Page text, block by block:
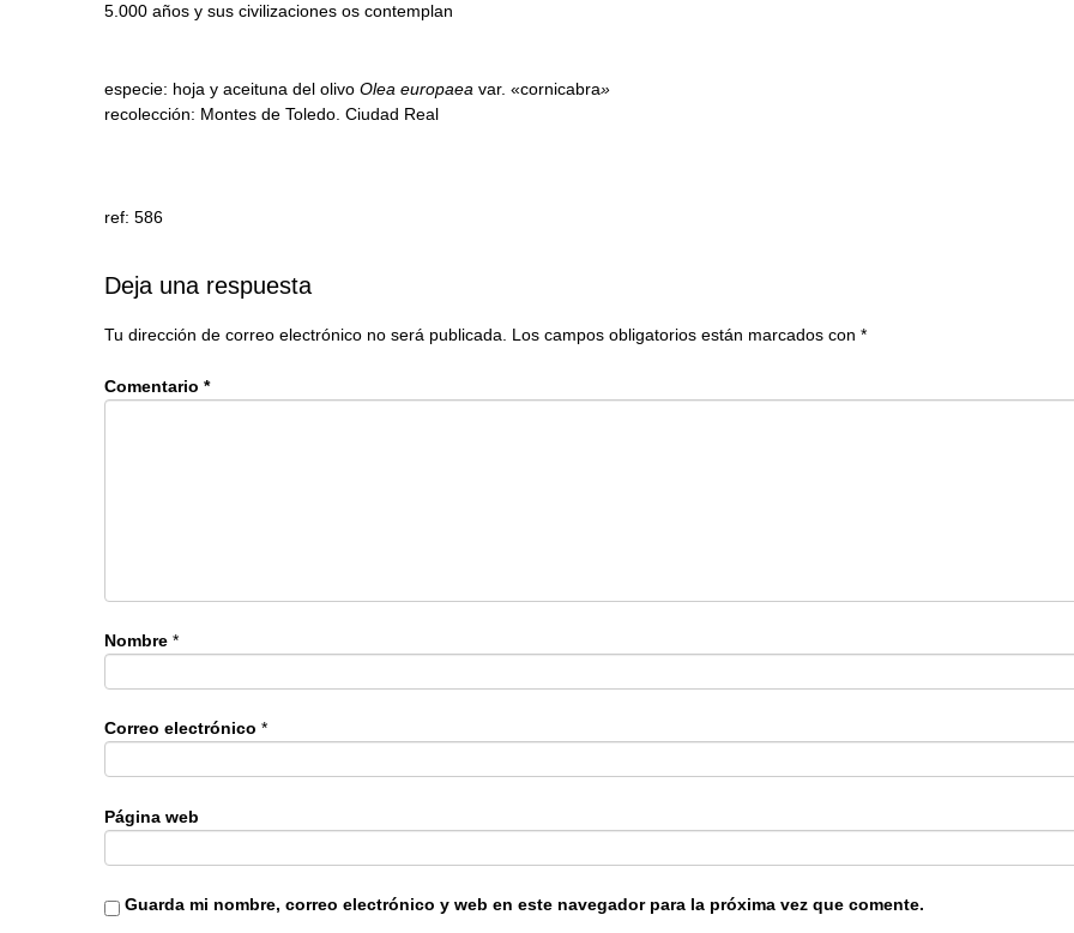
5.000 años y sus civilizaciones os contemplan
especie: hoja y aceituna del olivo Olea europaea var. «cornicabra»
recolección: Montes de Toledo. Ciudad Real
ref: 586
Deja una respuesta
Tu dirección de correo electrónico no será publicada. Los campos obligatorios están marcados con *
Comentario *
Nombre *
Correo electrónico *
Página web
Guarda mi nombre, correo electrónico y web en este navegador para la próxima vez que comente.